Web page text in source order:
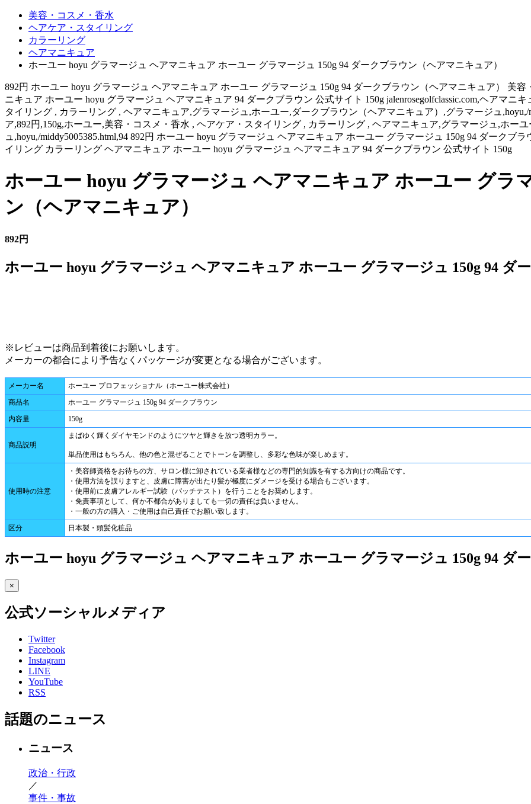
美容・コスメ・香水
ヘアケア・スタイリング
カラーリング
ヘアマニキュア
ホーユー hoyu グラマージュ ヘアマニキュア ホーユー グラマージュ 150g 94 ダークブラウン（ヘアマニキュア）
892円 ホーユー hoyu グラマージュ ヘアマニキュア ホーユー グラマージュ 150g 94 ダークブラウン（ヘアマニキュア） 美
ニキュア ホーユー hoyu グラマージュ ヘアマニキュア 94 ダークブラウン 公式サイト 150g jalenrosegolfclassic.com,ヘアマニ
タイリング , カラーリング , ヘアマニキュア,グラマージュ,ホーユー,ダークブラウン（ヘアマニキュア）,グラマージュ,hoyu,/
ア,892円,150g,ホーユー,美容・コスメ・香水 , ヘアケア・スタイリング , カラーリング , ヘアマニキュア,グラマージュ,ホー
ュ,hoyu,/middy5005385.html,94 892円 ホーユー hoyu グラマージュ ヘアマニキュア ホーユー グラマージュ 150g 94 ダーク
イリング カラーリング ヘアマニキュア ホーユー hoyu グラマージュ ヘアマニキュア 94 ダークブラウン 公式サイト 150g
ホーユー hoyu グラマージュ ヘアマニキュア ホーユー グラ
ン（ヘアマニキュア）
892円
ホーユー hoyu グラマージュ ヘアマニキュア ホーユー グラマージュ 150g 94 ダ
※レビューは商品到着後にお願いします。
メーカーの都合により予告なくパッケージが変更となる場合がございます。
メーカー名
ホーユー プロフェッショナル（ホーユー株式会社）
商品名
ホーユー グラマージュ 150g 94 ダークブラウン
内容量
150g
商品説明
まばゆく輝くダイヤモンドのようにツヤと輝きを放つ透明カラー。
単品使用はもちろん、他の色と混ぜることでトーンを調整し、多彩な色味が楽しめます。
使用時の注意
・美容師資格をお待ちの方、サロン様に卸されている業者様などの専門的知識を有する方向けの商品です。
・使用方法を誤りますと、皮膚に障害が出たり髪が極度にダメージを受ける場合もございます。
・使用前に皮膚アレルギー試験（パッチテスト）を行うことをお奨めします。
・免責事項として、何か不都合がありましても一切の責任は負いません。
・一般の方の購入・ご使用は自己責任でお願い致します。
区分
日本製・頭髪化粧品
ホーユー hoyu グラマージュ ヘアマニキュア ホーユー グラマージュ 150g 94 ダ
×
公式ソーシャルメディア
Twitter
Facebook
Instagram
LINE
YouTube
RSS
話題のニュース
ニュース
政治・行政
／
事件・事故